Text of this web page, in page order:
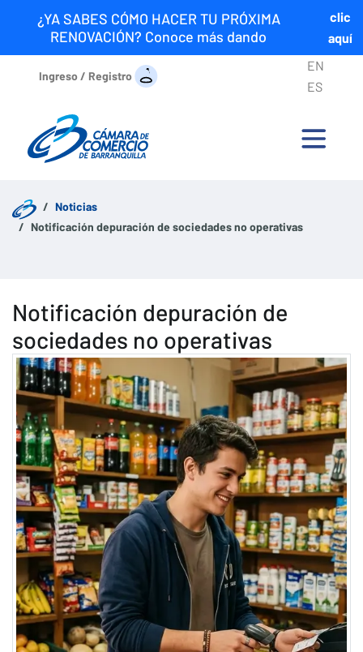
¿YA SABES CÓMO HACER TU PRÓXIMA
RENOVACIÓN? Conoce más dando
clic
aquí
Ingreso / Registro
EN
ES
Noticias
Notificación depuración de sociedades no operativas
Notificación depuración de
sociedades no operativas